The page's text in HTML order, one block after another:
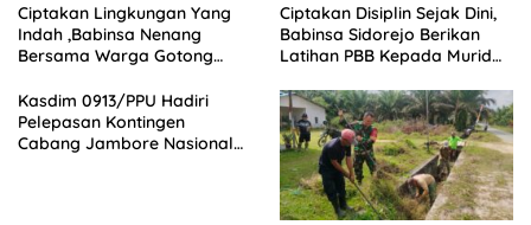
Ciptakan Lingkungan Yang
Indah ,Babinsa Nenang
Bersama Warga Gotong
Ciptakan Disiplin Sejak Dini,
Babinsa Sidorejo Berikan
Latihan PBB Kepada Murid
Kasdim 0913/PPU Hadiri
Pelepasan Kontingen
Cabang Jambore Nasional